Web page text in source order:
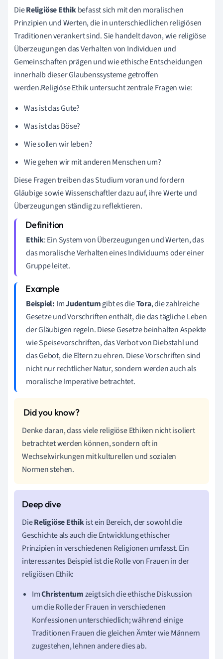
DieReligiöse Ethikbefasst sich mit den moralischen
Prinzipien und Werten, die in unterschiedlichen religiösen
Traditionen verankert sind. Sie handelt davon, wie religiöse
Überzeugungen das Verhalten von Individuen und
Gemeinschaften prägen und wie ethische Entscheidungen
innerhalb dieser Glaubenssysteme getroffen
werden.Religiöse Ethik untersucht zentrale Fragen wie:
Was ist das Gute?
Was ist das Böse?
Wie sollen wir leben?
Wie gehen wir mit anderen Menschen um?
Diese Fragen treiben das Studium voran und fordern
Gläubige sowie Wissenschaftler dazu auf, ihre Werte und
Überzeugungen ständig zu reflektieren.
Ethik: Ein System von Überzeugungen und Werten, das
das moralische Verhalten eines Individuums oder einer
Gruppe leitet.
Beispiel: ImJudentumgibt es dieTora, die zahlreiche
Gesetze und Vorschriften enthält, die das tägliche Leben
der Gläubigen regeln. Diese Gesetze beinhalten Aspekte
wie Speisevorschriften, das Verbot von Diebstahl und
das Gebot, die Eltern zu ehren. Diese Vorschriften sind
nicht nur rechtlicher Natur, sondern werden auch als
moralische Imperative betrachtet.
Denke daran, dass viele religiöse Ethiken nicht isoliert
betrachtet werden können, sondern oft in
Wechselwirkungen mit kulturellen und sozialen
Normen stehen.
DieReligiöse Ethikist ein Bereich, der sowohl die
Geschichte als auch die Entwicklung ethischer
Prinzipien in verschiedenen Religionen umfasst. Ein
interessantes Beispiel ist die Rolle von Frauen in der
religiösen Ethik:
ImChristentumzeigt sich die ethische Diskussion
um die Rolle der Frauen in verschiedenen
Konfessionen unterschiedlich; während einige
Traditionen Frauen die gleichen Ämter wie Männern
zugestehen, lehnen andere dies ab.